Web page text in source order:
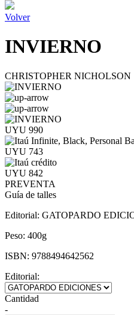
Volver
INVIERNO
CHRISTOPHER NICHOLSON
UYU 990
UYU 743
UYU 842
PREVENTA
Guía de talles
Editorial: GATOPARDO
Peso: 400g
ISBN: 9788494642562
Editorial:
Cantidad
-